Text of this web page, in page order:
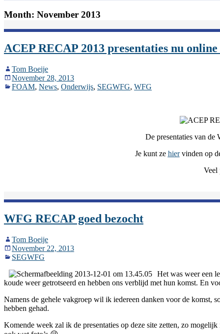
Month: November 2013
ACEP RECAP 2013 presentaties nu
Tom Boeije
November 28, 2013
FOAM, News, Onderwijs, SEGWFG, WFG
De presentaties van
Je kunt ze hiervinden op
Veel
WFG RECAP goed bezocht
Tom Boeije
November 22, 2013
SEGWFG
Het was weer een
koude weer getrotseerd en hebben ons verblijd met hun komst. En
Namens de gehele vakgroep wil ik iedereen danken voor de
hebben gehad.
Komende week zal ik de presentaties op deze site zetten, zo